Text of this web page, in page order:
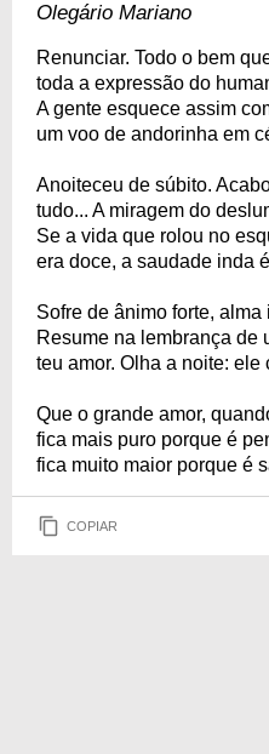
Olegário Mariano
Renunciar. Todo o bem
toda a expressão do
A gente esquece assim
um voo de andorinha em
Anoiteceu de súbito.
tudo... A miragem do
Se a vida que rolou no
era doce, a saudade inda
Sofre de ânimo forte, alma
Resume na lembrança de
teu amor. Olha a noite: ele
Que o grande amor,
fica mais puro porque é
fica muito maior porque é
COPIAR